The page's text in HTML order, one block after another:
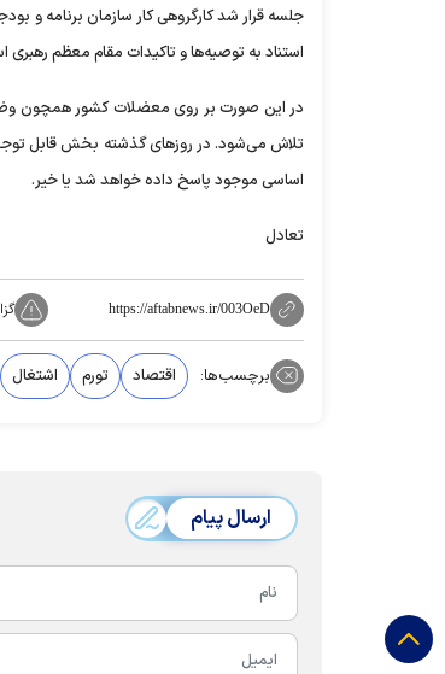
جلسه قرار شد کارگروهی کار سازمان برنامه و
استناد به توصیه‌ها و تاکیدات مقام معظم
در این صورت بر روی معضلات کشور همچون
تلاش می‌شود. در روزهای گذشته بخش قابل
اساسی موجود پاسخ داده خواهد شد یا خیر.
تعادل
https://aftabnews.ir/003OeD
برچسب‌ها: اقتصاد تورم اشتغال
ارسال پیام